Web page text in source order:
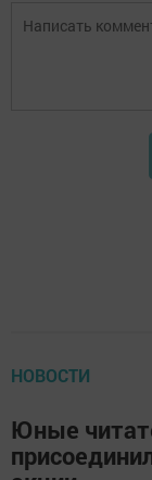
НОВОСТИ
Юные